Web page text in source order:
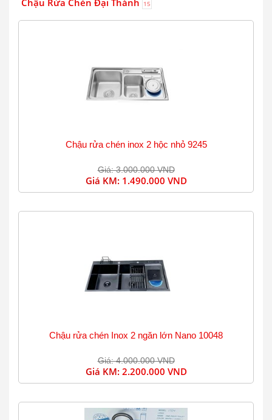
Chậu Rửa Chén Đại Thành 15
Chậu rửa chén inox 2 hộc nhỏ 9245
Giá: 3.000.000 VND
Giá KM: 1.490.000 VND
Chậu rửa chén Inox 2 ngăn lớn Nano 10048
Giá: 4.000.000 VND
Giá KM: 2.200.000 VND